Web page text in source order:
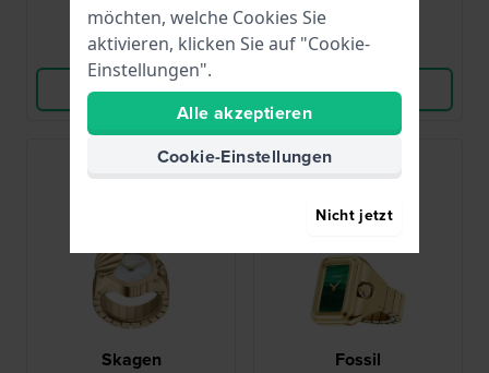
Vergleichen
Produkt ansehen
Vergleichen
Produkt ansehen
Skagen
Bestseller
Fossil
möchten, welche Cookies Sie
aktivieren, klicken Sie auf "Cookie-
Einstellungen".
Alle akzeptieren
Cookie-Einstellungen
Nicht jetzt